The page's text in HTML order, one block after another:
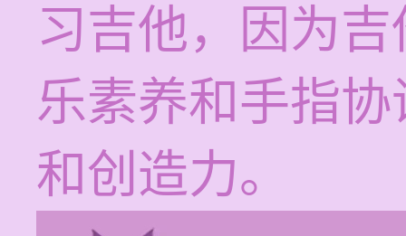
习吉他，因为
乐素养和手指
和创造力。